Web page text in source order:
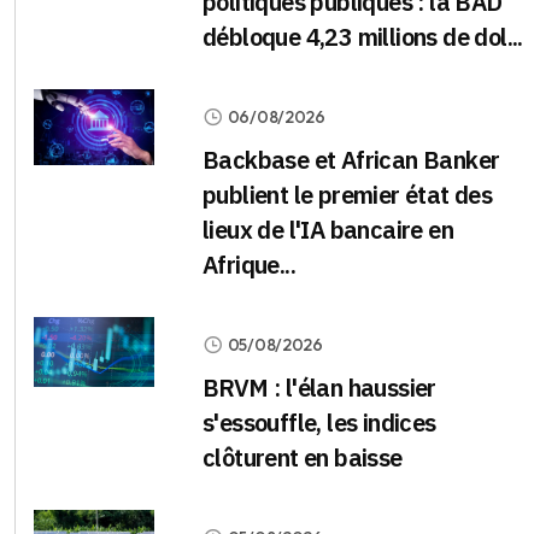
débloque 4,23 millions de dol...
06/08/2026
Backbase et African Banker
publient le premier état des
lieux de l'IA bancaire en
Afrique...
05/08/2026
BRVM : l'élan haussier
s'essouffle, les indices
clôturent en baisse